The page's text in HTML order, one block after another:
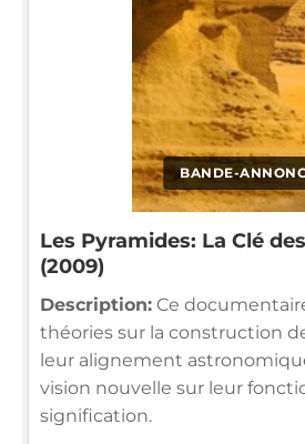
BANDE-
Les Pyramides: La Clé
(2009)
Description: Ce
théories sur la construction
leur alignement
vision nouvelle sur leur
signification.